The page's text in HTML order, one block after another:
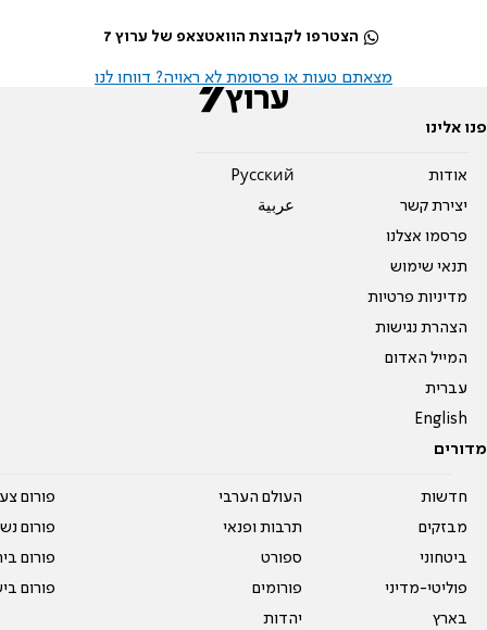
הצטרפו לקבוצת הוואטצאפ של ערוץ 7
מצאתם טעות או פרסומת לא ראויה? דווחו לנו
פנו אלינו
אודות
יצירת קשר
פרסמו אצלנו
תנאי שימוש
מדיניות פרטיות
הצהרת נגישות
המייל האדום
עברית
English
Pусский
عربية
מדורים
חדשות
מבזקים
ביטחוני
פוליטי-מדיני
בארץ
העולם הערבי
תרבות ופנאי
ספורט
פורומים
יהדות
פורום
פורום
פורום
פורום